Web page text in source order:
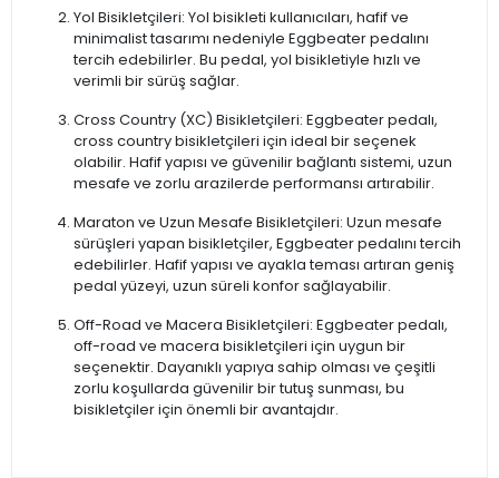
Yol Bisikletçileri: Yol bisikleti kullanıcıları, hafif ve
minimalist tasarımı nedeniyle Eggbeater pedalını
tercih edebilirler. Bu pedal, yol bisikletiyle hızlı ve
verimli bir sürüş sağlar.
Cross Country (XC) Bisikletçileri: Eggbeater pedalı,
cross country bisikletçileri için ideal bir seçenek
olabilir. Hafif yapısı ve güvenilir bağlantı sistemi, uzun
mesafe ve zorlu arazilerde performansı artırabilir.
Maraton ve Uzun Mesafe Bisikletçileri: Uzun mesafe
sürüşleri yapan bisikletçiler, Eggbeater pedalını tercih
edebilirler. Hafif yapısı ve ayakla teması artıran geniş
pedal yüzeyi, uzun süreli konfor sağlayabilir.
Off-Road ve Macera Bisikletçileri: Eggbeater pedalı,
off-road ve macera bisikletçileri için uygun bir
seçenektir. Dayanıklı yapıya sahip olması ve çeşitli
zorlu koşullarda güvenilir bir tutuş sunması, bu
bisikletçiler için önemli bir avantajdır.